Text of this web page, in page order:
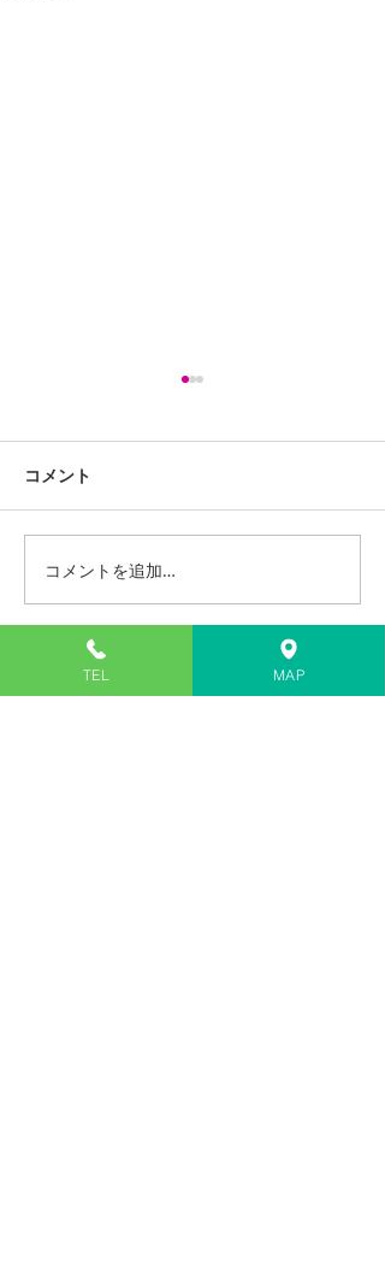
iPhone13ProMaxスピー
カー交換修理
コメント
コメントを追加…
〒811-2207
TEL MAP